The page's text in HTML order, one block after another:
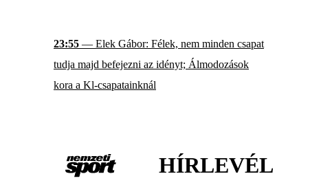
23:55 — Elek Gábor: Félek, nem minden csapat
tudja majd befejezni az idényt; Álmodozások
kora a Kl-csapatainknál
HÍRLEVÉL